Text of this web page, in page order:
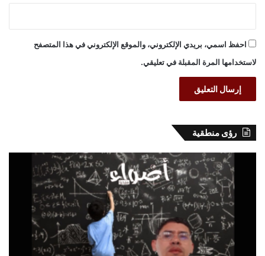
احفظ اسمي، بريدي الإلكتروني، والموقع الإلكتروني في هذا المتصفح
لاستخدامها المرة المقبلة في تعليقي.
رؤى منطقية